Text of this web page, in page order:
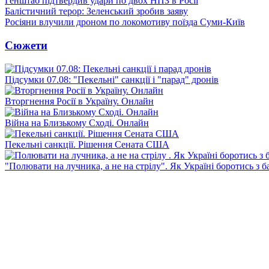
Балістичний терор: Зеленський зробив заяву
Росіяни влучили дроном по локомотиву поїзда Суми-Київ
Сюжети
Підсумки 07.08: "Пекельні" санкції і "парад" дронів
Вторгнення Росії в Україну. Онлайн
Війна на Близькому Сході. Онлайн
Пекельні санкції. Рішення Сената США
"Полювати на лучника, а не на стрілу". Як Україні боротись з